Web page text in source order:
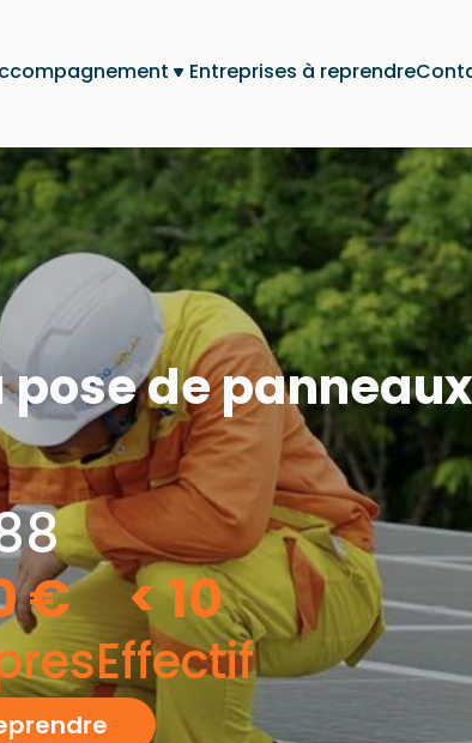
Entreprises à reprendre
de panneaux
€ <10
Effectif